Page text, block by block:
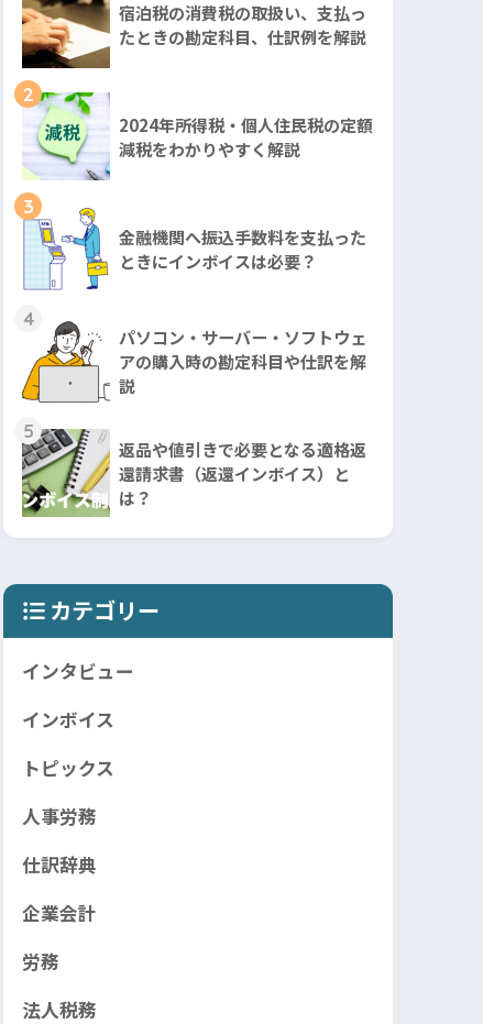
宿泊税の消費税の取扱い、支払っ
たときの勘定科目、仕訳例を解説
2
2024年所得税・個人住民税の定額
減税をわかりやすく解説
3
金融機関へ振込手数料を支払った
ときにインボイスは必要？
4
パソコン・サーバー・ソフトウェ
アの購入時の勘定科目や仕訳を解
説
5
返品や値引きで必要となる適格返
還請求書（返還インボイス）と
は？
カテゴリー
インタビュー
インボイス
トピックス
人事労務
仕訳辞典
企業会計
労務
法人税務